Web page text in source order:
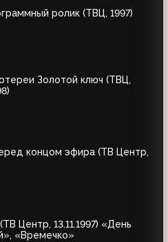
ролик (ТВЦ, 1997)
Золотой ключ (ТВЦ,
концом эфира (ТВ Центр,
Центр, 13.11.1997) «День
«Времечко»